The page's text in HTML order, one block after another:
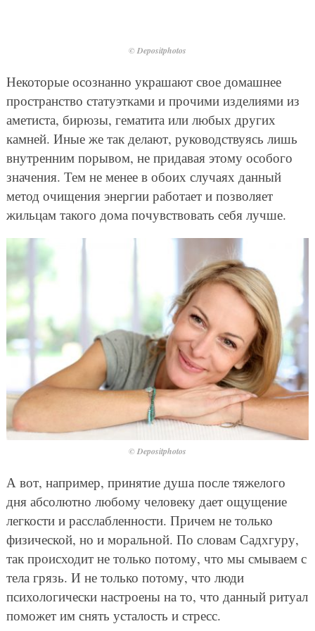
© Depositphotos
Некоторые осознанно украшают свое домашнее
пространство статуэтками и прочими изделиями из
аметиста, бирюзы, гематита или любых других
камней. Иные же так делают, руководствуясь лишь
внутренним порывом, не придавая этому особого
значения. Тем не менее в обоих случаях данный
метод очищения энергии работает и позволяет
жильцам такого дома почувствовать себя лучше.
© Depositphotos
А вот, например, принятие душа после тяжелого
дня абсолютно любому человеку дает ощущение
легкости и расслабленности. Причем не только
физической, но и моральной. По словам Садхгуру,
так происходит не только потому, что мы смываем с
тела грязь. И не только потому, что люди
психологически настроены на то, что данный ритуал
поможет им снять усталость и стресс.